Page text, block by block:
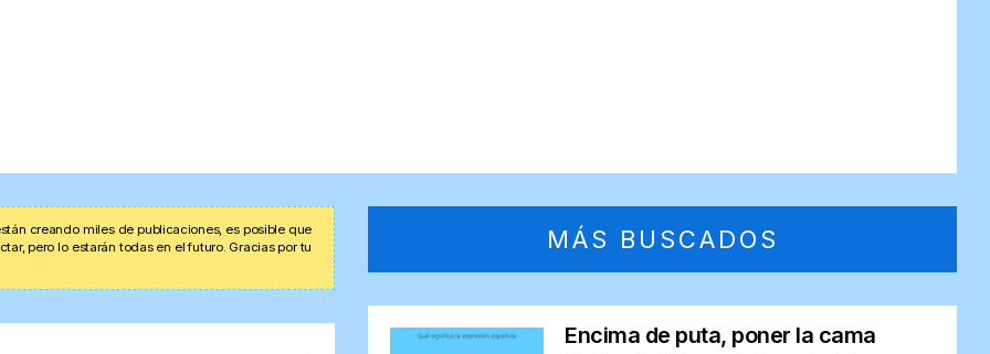
creando miles de publicaciones, es posible que
pero lo estarán todas en el futuro. Gracias por tu
MÁS BUSCADOS
Encima de puta, poner la cama